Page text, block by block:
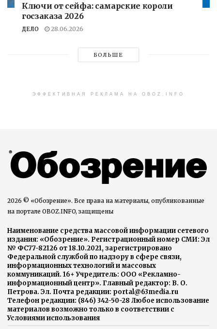
Ключи от сейфа: самарские короли
госзаказа 2026
ДЕЛО 28.06.2026
БОЛЬШЕ
ЭФФЕКТИВНАЯ РЕКЛАМА НА OBOZ.INFO
2026 © «Обозрение». Все права на материалы, опубликованные
на портале OBOZ.INFO, защищены
Наименование средства массовой информации сетевого
издания: «Обозрение». Регистрационный номер СМИ: Эл
№ ФС77-82126 от 18.10.2021, зарегистрировано
Федеральной службой по надзору в сфере связи,
информационных технологий и массовых
коммуникаций. 16+ Учредитель: ООО «Рекламно-
информационный центр». Главный редактор: В. О.
Петрова. Эл. Почта редакции: portal@63media.ru
Телефон редакции: (846) 342-50-28 Любое использование
материалов возможно только в соответствии с
Условиями использования